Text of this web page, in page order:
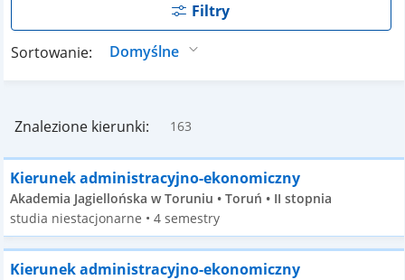
Filtry
Sortowanie:
Znalezione kierunki: 163
Kierunek administracyjno-ekonomiczny
Akademia Jagiellońska w Toruniu • Toruń • II stopnia
studia niestacjonarne • 4 semestry
Kierunek administracyjno-ekonomiczny